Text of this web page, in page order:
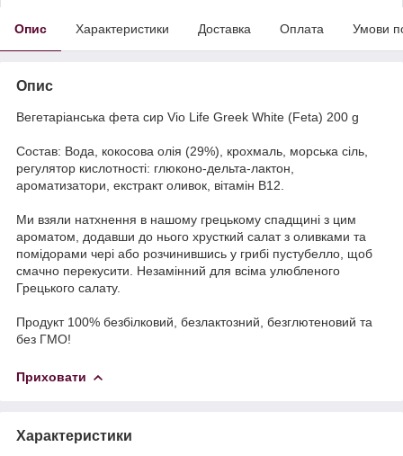
Опис Характеристики Доставка Оплата Умови
Опис
Вегетаріанська фета сир Vio Life Greek White (Feta) 200 g
Состав: Вода, кокосова олія (29%), крохмаль, морська сіль,
регулятор кислотності: глюконо-дельта-лактон,
ароматизатори, екстракт оливок, вітамін B12.
Ми взяли натхнення в нашому грецькому спадщині з цим
ароматом, додавши до нього хрусткий салат з оливками та
помідорами чері або розчинившись у грибі пустубелло, щоб
смачно перекусити. Незамінний для всіма улюбленого
Грецького салату.
Продукт 100% безбілковий, безлактозний, безглютеновий та
без ГМО!
Приховати
Характеристики